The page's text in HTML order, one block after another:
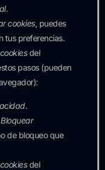
.
cookies, puedes
tus preferencias.
cookiesdel
pasos (pueden
.
Bloquear
de bloqueo que
cookiesdel